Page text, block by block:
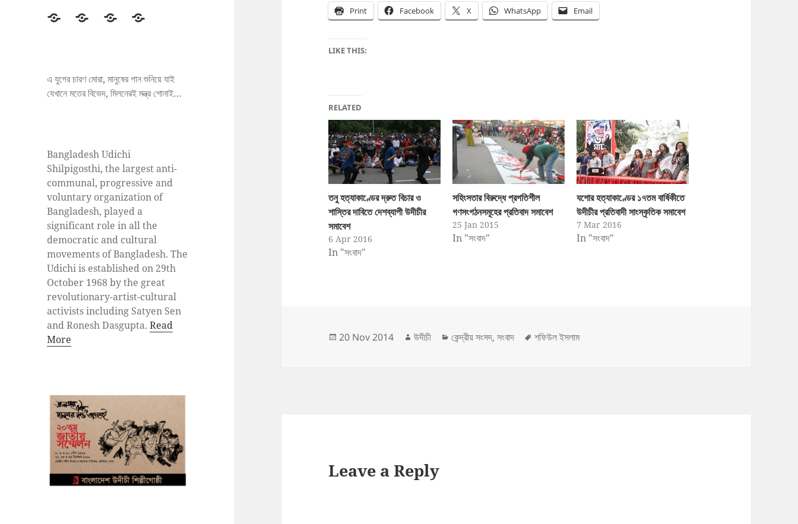
প্রকাশনাসাহিত্য
ছবি
ENGLISH
এ যুগের চারণ মোরা, মানুষের গান শুনিয়ে যাই
যেখানে মতের বিভেদ, মিলনেরই মন্ত্র শোনাই…
Bangladesh Udichi
Shilpigosthi, the largest anti-
communal, progressive and
voluntary organization of
Bangladesh, played a
significant role in all the
democratic and cultural
movements of Bangladesh. The
Udichi is established on 29th
October 1968 by the great
revolutionary-artist-cultural
activists including Satyen Sen
and Ronesh Dasgupta.Read
More
Print Facebook X WhatsApp Email
LIKE THIS:
RELATED
তনু হত্যাকাণ্ডের দ্রুত বিচার ও
শাস্তির দাবিতে দেশব্যাপী উদীচীর
সমাবেশ
6 Apr 2016
In "সংবাদ"
সহিংসতার বিরুদ্ধে প্রগতিশীল
গণসংগঠনসমূহের প্রতিবাদ সমাবেশ
25 Jan 2015
In "সংবাদ"
যশোর হত্যাকাণ্ডের ১৭তম বার্ষিকীতে
উদীচীর প্রতিবাদী সাংস্কৃতিক সমাবেশ
7 Mar 2016
In "সংবাদ"
Posted
20 Nov 2014 Author
উদীচী Categories
কেন্দ্রীয় সংসদ,সংবাদ Tags
শফিউল ইসলাম
Leave a Reply